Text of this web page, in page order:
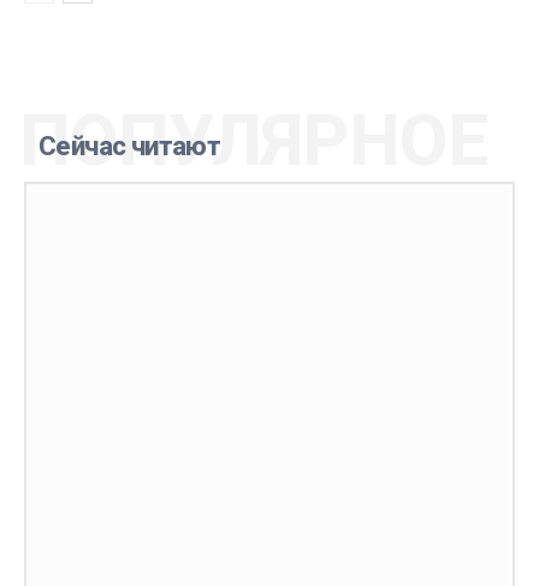
Сейчас читают
ПОПУЛЯРНОЕ